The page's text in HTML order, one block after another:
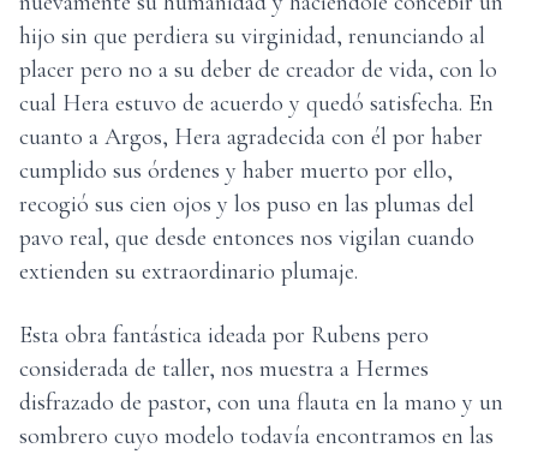
hijo sin que perdiera su virginidad, renunciando al
placer pero no a su deber de creador de vida, con lo
cual Hera estuvo de acuerdo y quedó satisfecha. En
cuanto a Argos, Hera agradecida con él por haber
cumplido sus órdenes y haber muerto por ello,
recogió sus cien ojos y los puso en las plumas del
pavo real, que desde entonces nos vigilan cuando
extienden su extraordinario plumaje.
Esta obra fantástica ideada por Rubens pero
considerada de taller, nos muestra a Hermes
disfrazado de pastor, con una flauta en la mano y un
sombrero cuyo modelo todavía encontramos en las